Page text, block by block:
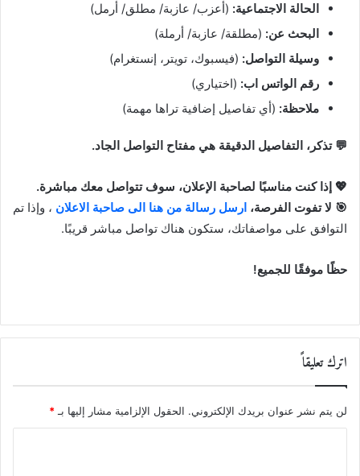
الحالة الاجتماعية: (أعزب/ عازبة/ مطلق/ أرمل)
البحث عن: (مطلقة/ عازبة/ أرملة)
وسيلة التواصل: (فيسبوك، تويتر، إنستغرام)
رقم الواتس اب: (اختياري)
ملاحظة: (أي تفاصيل إضافية تراها مهمة)
💬 تذكر، التفاصيل الدقيقة هي مفتاح التواصل الجاد.
💖 إذا كنت مناسبًا لصاحبة الإعلان، سوف تتواصل معك مباشرة.
🎯 لا تفوت الفرصة، ارسل رسالة من هنا الى صاحبة الاعلان ، وإذا تم
التوافق على مواصفاتك، ستكون هناك تواصل مباشر قريبًا.
حظًا موفقًا للجميع!
اترك تعليقاً
لن يتم نشر عنوان بريدك الإلكتروني. الحقول الإلزامية مشار إليها بـ *